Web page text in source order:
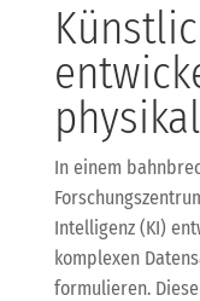
In einem
Intelligenz (KI)
komplexen
formulieren.